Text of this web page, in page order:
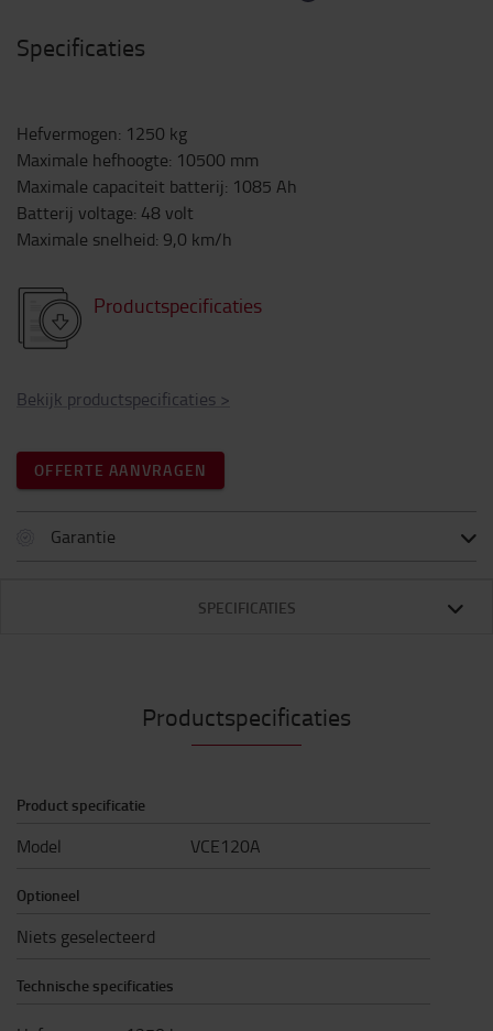
Specificaties
Hefvermogen: 1250 kg
Maximale hefhoogte: 10500 mm
Maximale capaciteit batterij: 1085 Ah
Batterij voltage: 48 volt
Maximale snelheid: 9,0 km/h
Productspecificaties
Bekijk productspecificaties >
OFFERTE AANVRAGEN
Garantie
SPECIFICATIES
Productspecificaties
Product specificatie
Model VCE120A
Optioneel
Niets geselecteerd
Technische specificaties